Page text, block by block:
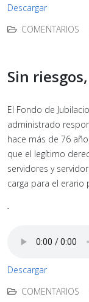
Descargar
COMENTARIOS
Sin
El Fondo de
administrado
hace más de 76
que el legítimo
servidores y
carga para el erario
-
Descargar
COMENTARIOS